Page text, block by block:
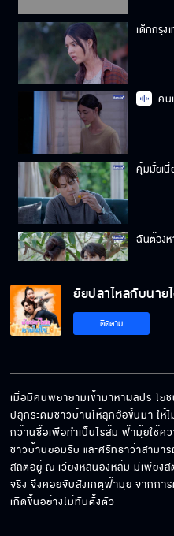
เด็กกรุง
คน
คุ้มมั้ยเนี่
ฉันต้องห
ไม่จ้างก็
ตอนนี้ยั
ยัยปลาไหลกับนาย
ติดตาม
เมื่อมีคนพยายามเข้ามาหาผลประโ
ปลุกระดมชาวบ้านให้ลุกฮือขึ้นมา ให้
กว้านซื้อเพื่อทำเป็นไร่ส้ม ฟ้ามุ้ยใช้ค
ชาวบ้านยอมรับ และศรัทธาว่าสามา
สถิตอยู่ ณ เวียงหลนองหล่ม มีเพียงสั
จริง จึงคอยจับสังเกตุฟ้ามุ่ย จากกา
เกิดขึ้นอย่างไม่ทันตั้งตัว